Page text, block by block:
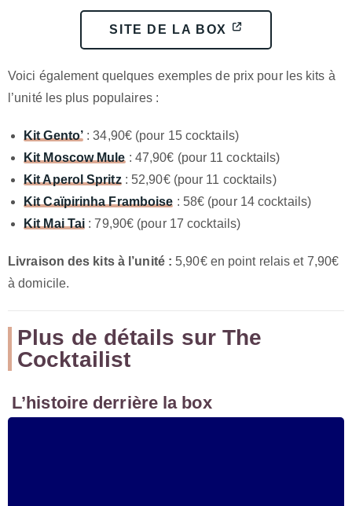
SITE DE LA BOX
Voici également quelques exemples de prix pour les kits à
l’unité les plus populaires :
Kit Gento’ : 34,90€ (pour 15 cocktails)
Kit Moscow Mule: 47,90€ (pour 11 cocktails)
Kit Aperol Spritz: 52,90€ (pour 11 cocktails)
Kit Caïpirinha Framboise : 58€ (pour 14 cocktails)
Kit Mai Tai : 79,90€ (pour 17 cocktails)
Livraison des kits à l’unité : 5,90€ en point relais et 7,90€
à domicile.
Plus de détails sur The
Cocktailist
L’histoire derrière la box